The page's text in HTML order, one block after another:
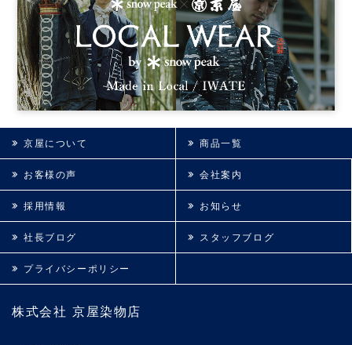
株式会社 京屋染物店
京屋について 商品一覧
お客様の声 会社案内
採用情報 お知らせ
社長ブログ スタッフブログ
プライバシーポリシー